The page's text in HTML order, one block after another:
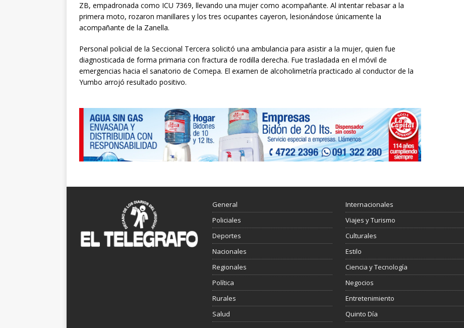
ZB, empadronada como ICU 7369, llevando una mujer como acompañante. Al intentar rebasar a la
primera moto, rozaron manillares y los tres ocupantes cayeron, lesionándose únicamente la
acompañante de la Zanella.
Personal policial de la Seccional Tercera solicitó una ambulancia para asistir a la mujer, quien fue
diagnosticada de forma primaria con fractura de rodilla derecha. Fue trasladada en el móvil de
emergencias hacia el sanatorio de Comepa. El examen de alcoholimetría practicado al conductor de la
Yumbo arrojó resultado positivo.
General
Policiales
Deportes
Nacionales
Regionales
Política
Rurales
Salud
Internacionales
Viajes y Turismo
Culturales
Estilo
Ciencia y Tecnología
Negocios
Entretenimiento
Quinto Día